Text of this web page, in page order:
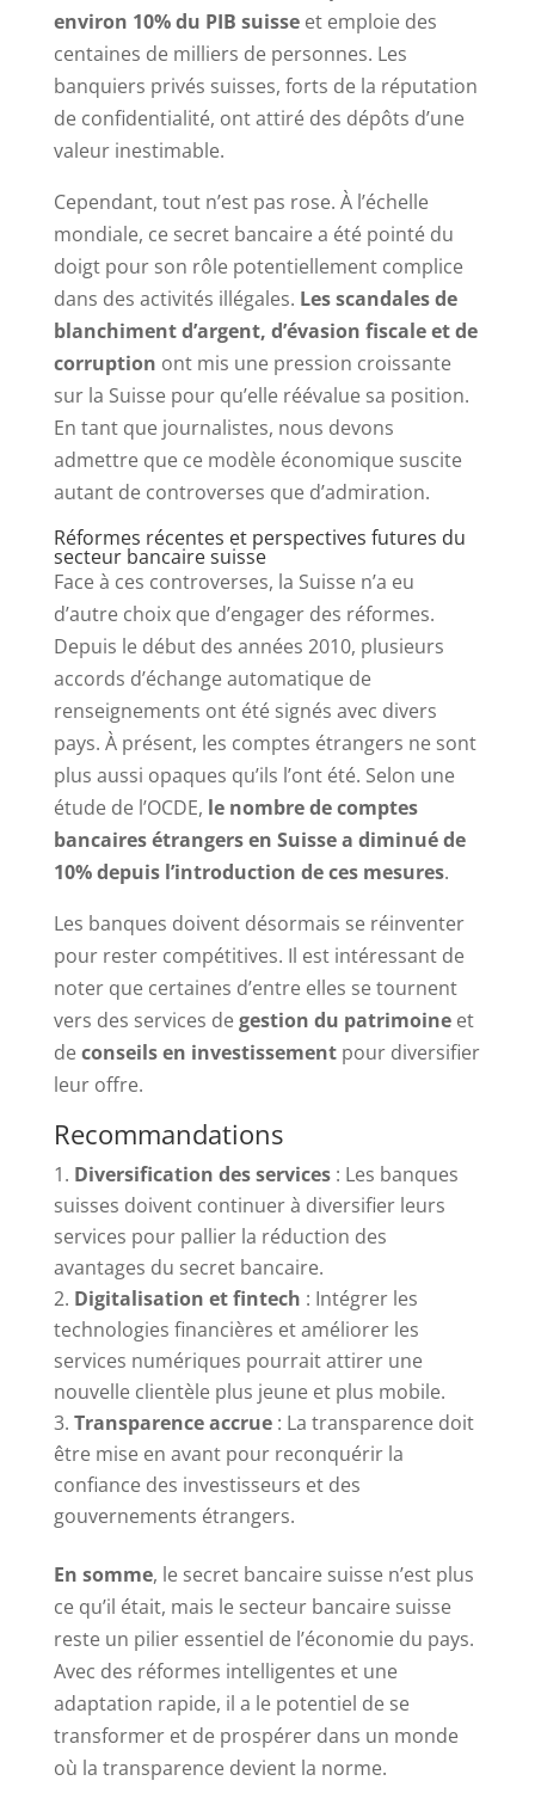
environ 10% du PIB suisseet emploie des
centaines de milliers de personnes. Les
banquiers privés suisses, forts de la réputation
de confidentialité, ont attiré des dépôts d’une
valeur inestimable.
Cependant, tout n’est pas rose. À l’échelle
mondiale, ce secret bancaire a été pointé du
doigt pour son rôle potentiellement complice
dans des activités illégales. Les scandales de
blanchiment d’argent, d’évasion fiscale et de
corruption ont mis une pression croissante
sur la Suisse pour qu’elle réévalue sa position.
En tant que journalistes, nous devons
admettre que ce modèle économique suscite
autant de controverses que d’admiration.
Réformes récentes et perspectives futures du
secteur bancaire suisse
Face à ces controverses, la Suisse n’a eu
d’autre choix que d’engager des réformes.
Depuis le début des années 2010, plusieurs
accords d’échange automatique de
renseignements ont été signés avec divers
pays. À présent, les comptes étrangers ne sont
plus aussi opaques qu’ils l’ont été. Selon une
étude de l’OCDE, le nombre de comptes
bancaires étrangers en Suisse a diminué de
10% depuis l’introduction de ces mesures.
Les banques doivent désormais se réinventer
pour rester compétitives. Il est intéressant de
noter que certaines d’entre elles se tournent
vers des services degestion du patrimoineet
deconseils en investissementpour diversifier
leur offre.
Recommandations
Diversification des services: Les banques
suisses doivent continuer à diversifier leurs
services pour pallier la réduction des
avantages du secret bancaire.
Digitalisation et fintech : Intégrer les
technologies financières et améliorer les
services numériques pourrait attirer une
nouvelle clientèle plus jeune et plus mobile.
Transparence accrue: La transparence doit
être mise en avant pour reconquérir la
confiance des investisseurs et des
gouvernements étrangers.
En somme, le secret bancaire suisse n’est plus
ce qu’il était, mais le secteur bancaire suisse
reste un pilier essentiel de l’économie du pays.
Avec des réformes intelligentes et une
adaptation rapide, il a le potentiel de se
transformer et de prospérer dans un monde
où la transparence devient la norme.